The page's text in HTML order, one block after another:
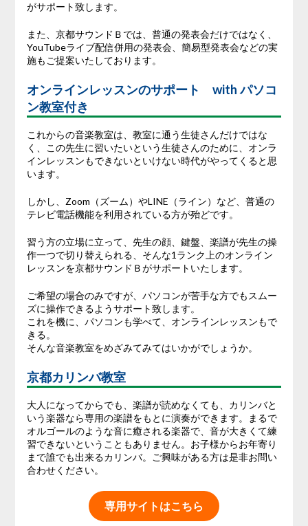
がサポート致します。
また、京都サウンドＢでは、普通の発表会だけではなく、
YouTubeライブ配信併用の発表会、簡易型発表会などの実
施もご提案いたしております。
オンラインレッスンのサポート with パソコ
ン教室付き
これからの音楽教室は、教室に通う生徒さんだけではな
く、この先生に習いたいという生徒さんのために、オンラ
インレッスンもできないといけない時代がやってくると思
います。
しかし、Zoom（ズーム）やLINE（ライン）など、普通の
テレビ電話機能を利用されている方が殆どです。
習う方の立場に立って、先生の顔、鍵盤、楽譜が先生の操
作一つで切り替えられる、そんな1ランク上のオンライン
レッスンを京都サウンドＢがサポートいたします。
ご希望の場合のみですが、パソコンが苦手な方でもスムー
ズに操作できるようサポート致します。
これを機に、パソコンも学べて、オンラインレッスンもで
きる。
そんな音楽教室をめざみてみてはいかがでしょうか。
京都カリンバ教室
大人になってからでも、楽譜が読めなくても、カリンバと
いう楽器なら専用の楽譜をもとに演奏ができます。まるで
オルゴールのような音に癒される楽器で、音が大きくて練
習できないということもありません。お子様からお年寄り
まで誰でも出来るカリンバ。ご興味がある方は是非お問い
合わせください。
専用サイトはこちら